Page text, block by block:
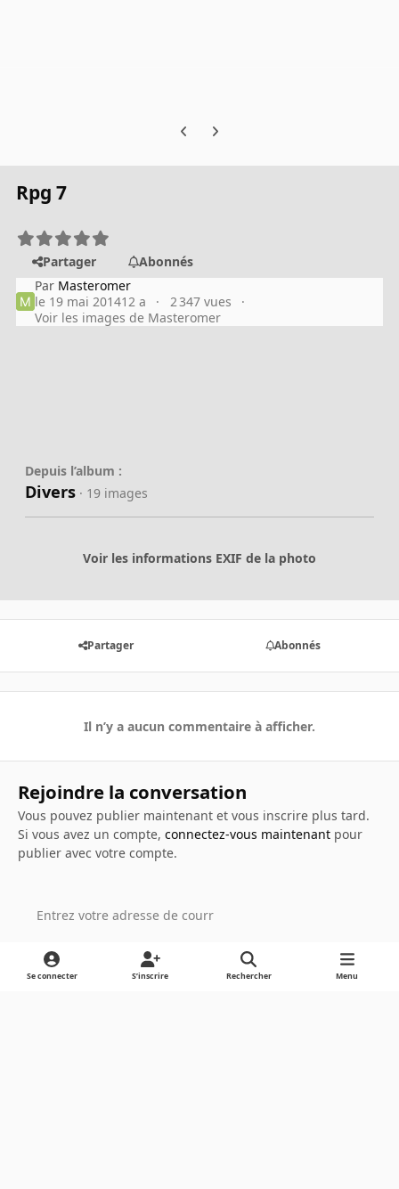
Previous carousel slide
Next carousel slide
Rpg 7
Partager
Abonnés
Par Masteromer
le 19 mai 201412 a
2 347 vues
Voir les images de Masteromer
Depuis l’album :
Divers · 19 images
Voir les informations EXIF de la photo
Partager Abonnés
Il n’y a aucun commentaire à afficher.
Rejoindre la conversation
Vous pouvez publier maintenant et vous inscrire plus tard.
Si vous avez un compte, connectez-vous maintenantpour
publier avec votre compte.
Ajouter un commentaire…
Se connecter S’inscrire Rechercher Menu